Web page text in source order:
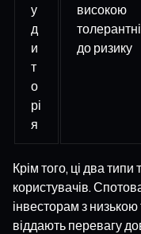
у
д
и
т
о
рі
я
високою
до ризику
Крім того, ці два типи
користувачів.
інвесторам з низькою
віддають перевагу